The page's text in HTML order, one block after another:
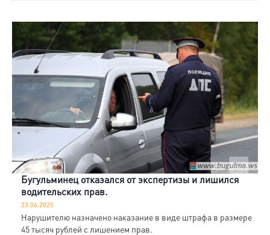
Бугульминец отказался от экспертизы и лишился
водительских прав.
23.06.2025
Нарушителю назначено наказание в виде штрафа в размере
45 тысяч рублей с лишением прав.